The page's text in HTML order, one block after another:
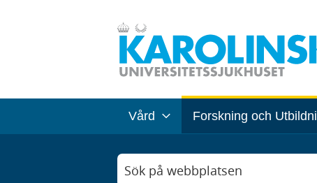
Vård Forskning och
Sök på webbplatsen